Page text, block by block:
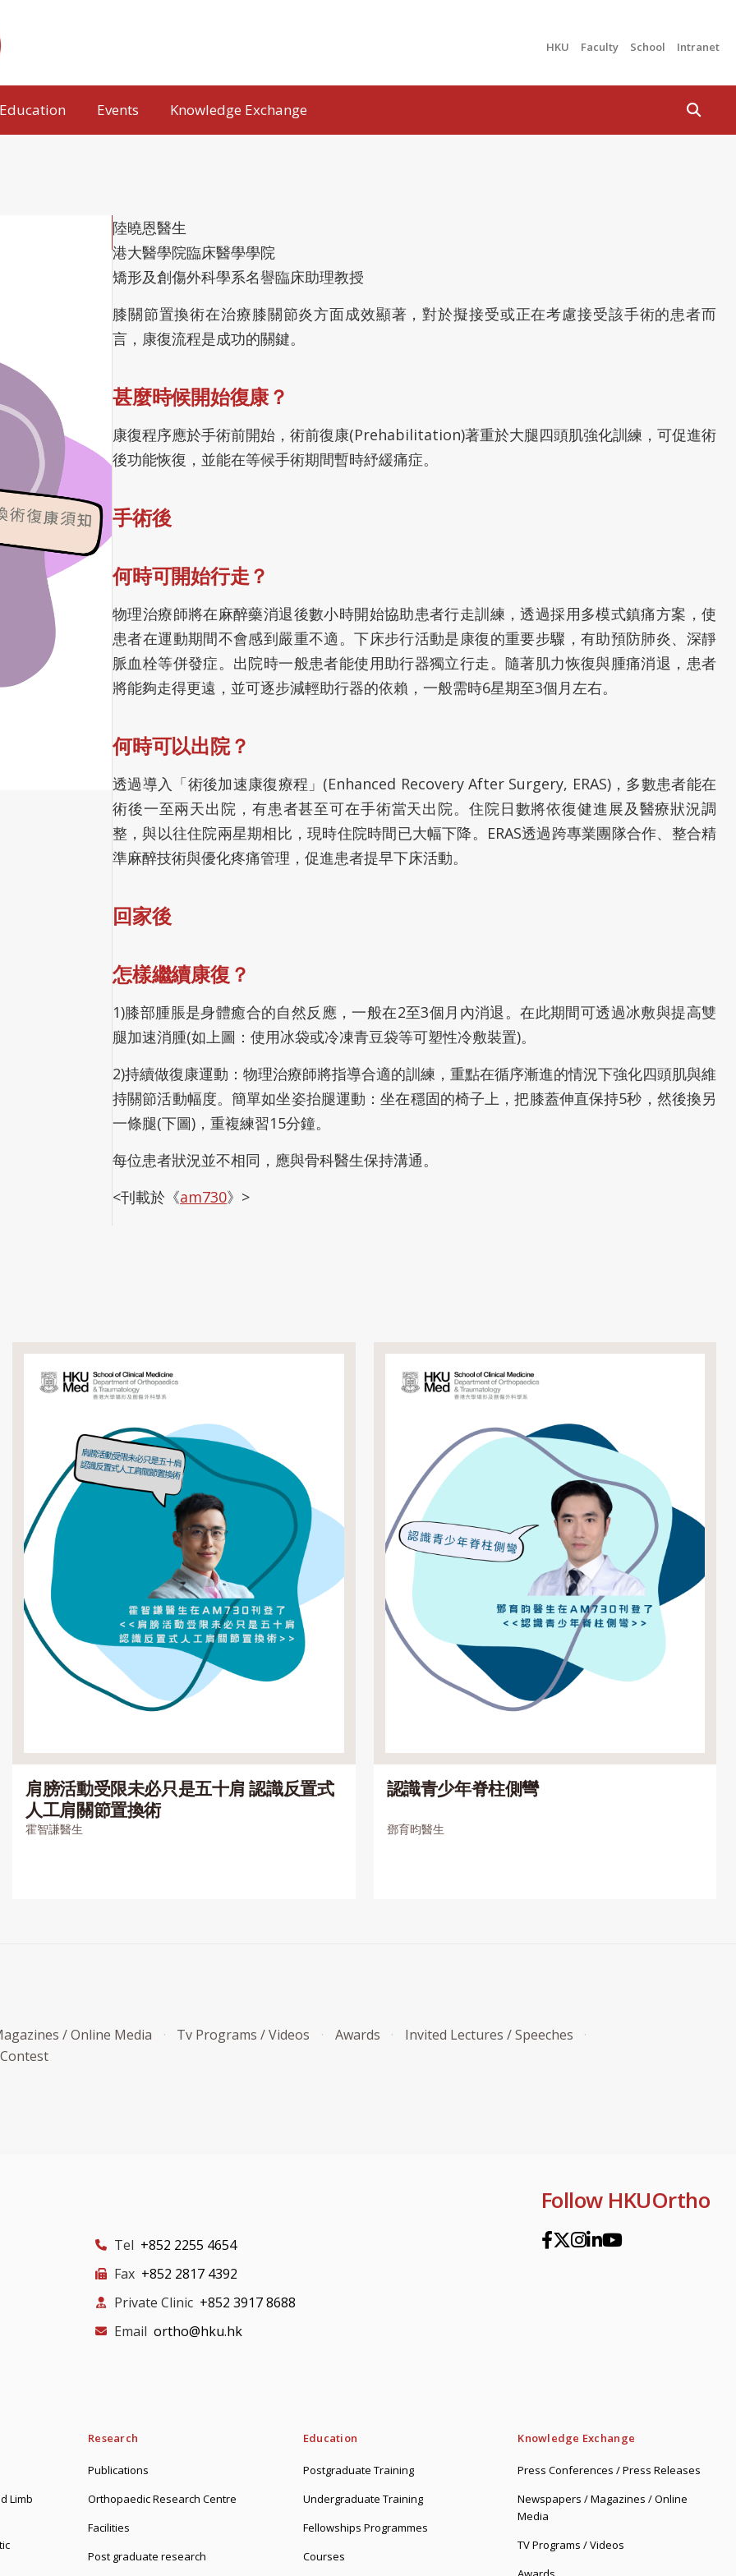
HKU Faculty School Intranet
Education Events Knowledge Exchange Search
陸曉恩醫生
港大醫學院臨床醫學學院
矯形及創傷外科學系名譽臨床助理教授
膝關節置換術在治療膝關節炎方面成效顯著，對於擬接受或正在考慮接受該手術的患者而
言，康復流程是成功的關鍵。
甚麼時候開始復康？
康復程序應於手術前開始，術前復康(Prehabilitation)著重於大腿四頭肌強化訓練，可促進術
後功能恢復，並能在等候手術期間暫時紓緩痛症。
手術後
何時可開始行走？
物理治療師將在麻醉藥消退後數小時開始協助患者行走訓練，透過採用多模式鎮痛方案，使
患者在運動期間不會感到嚴重不適。下床步行活動是康復的重要步驟，有助預防肺炎、深靜
脈血栓等併發症。出院時一般患者能使用助行器獨立行走。隨著肌力恢復與腫痛消退，患者
將能夠走得更遠，並可逐步減輕助行器的依賴，一般需時6星期至3個月左右。
何時可以出院？
透過導入「術後加速康復療程」(Enhanced Recovery After Surgery, ERAS)，多數患者能在
術後一至兩天出院，有患者甚至可在手術當天出院。住院日數將依復健進展及醫療狀況調
整，與以往住院兩星期相比，現時住院時間已大幅下降。ERAS透過跨專業團隊合作、整合精
準麻醉技術與優化疼痛管理，促進患者提早下床活動。
回家後
怎樣繼續康復？
1)膝部腫脹是身體癒合的自然反應，一般在2至3個月內消退。在此期間可透過冰敷與提高雙
腿加速消腫(如上圖：使用冰袋或冷凍青豆袋等可塑性冷敷裝置)。
2)持續做復康運動：物理治療師將指導合適的訓練，重點在循序漸進的情況下強化四頭肌與維
持關節活動幅度。簡單如坐姿抬腿運動：坐在穩固的椅子上，把膝蓋伸直保持5秒，然後換另
一條腿(下圖)，重複練習15分鐘。
每位患者狀況並不相同，應與骨科醫生保持溝通。
<刊載於《am730》>
肩膀活動受限未必只是五十肩 認識反置式
人工肩關節置換術
霍智謙醫生
認識青少年脊柱側彎
鄧育昀醫生
/ Online Media Tv Programs / Videos Awards
Invited Lectures / Speeches
Tel +852 2255 4654
Fax +852 2817 4392
Private Clinic +852 3917 8688
Email ortho@hku.hk
Follow HKUOrtho
Limb
Research
Publications
Orthopaedic Research Centre
Facilities
Post graduate research
Education
Postgraduate Training
Undergraduate Training
Fellowships Programmes
Courses
Knowledge Exchange
Press Conferences / Press Releases
Newspapers / Magazines / Online
Media
TV Programs / Videos